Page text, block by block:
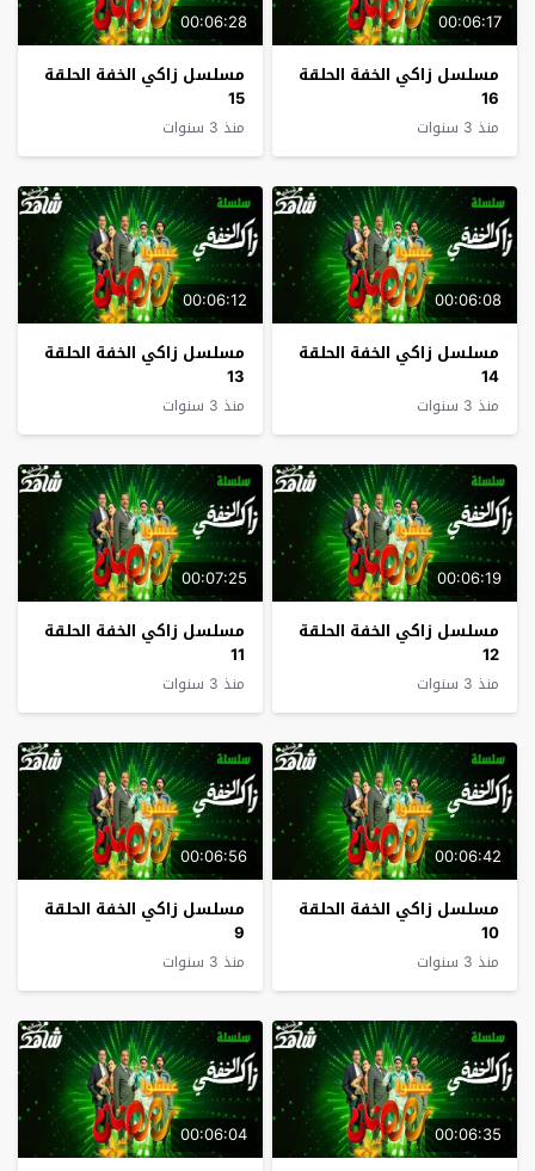
00:06:17
مسلسل زاكي الخفة الحلقة
16
منذ 3 سنوات
00:06:28
مسلسل زاكي الخفة الحلقة
15
منذ 3 سنوات
00:06:08
مسلسل زاكي الخفة الحلقة
14
منذ 3 سنوات
00:06:12
مسلسل زاكي الخفة الحلقة
13
منذ 3 سنوات
00:06:19
مسلسل زاكي الخفة الحلقة
12
منذ 3 سنوات
00:07:25
مسلسل زاكي الخفة الحلقة
11
منذ 3 سنوات
00:06:42
مسلسل زاكي الخفة الحلقة
10
منذ 3 سنوات
00:06:56
مسلسل زاكي الخفة الحلقة
9
منذ 3 سنوات
00:06:35
00:06:04